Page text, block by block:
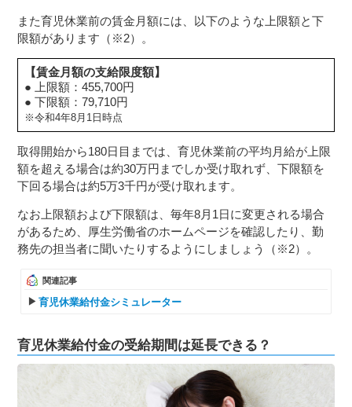
また育児休業前の賃金月額には、以下のような上限額と下
限額があります（※2）。
【賃金月額の支給限度額】
● 上限額：455,700円
● 下限額：79,710円
※令和4年8月1日時点
取得開始から180日目までは、育児休業前の平均月給が上限
額を超える場合は約30万円までしか受け取れず、下限額を
下回る場合は約5万3千円が受け取れます。
なお上限額および下限額は、毎年8月1日に変更される場合
があるため、厚生労働省のホームページを確認したり、勤
務先の担当者に聞いたりするようにしましょう（※2）。
関連記事
育児休業給付金シミュレーター
育児休業給付金の受給期間は延長できる？